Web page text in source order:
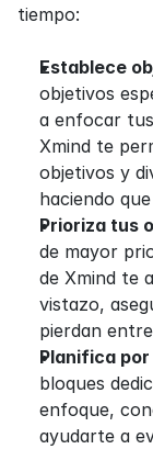
tiempo:
Establece
objetivos
a enfocar
Xmind te
objetivos y
haciendo
Prioriza tus
de mayor
de Xmind te
vistazo,
pierdan
Planifica
bloques
enfoque,
ayudarte a